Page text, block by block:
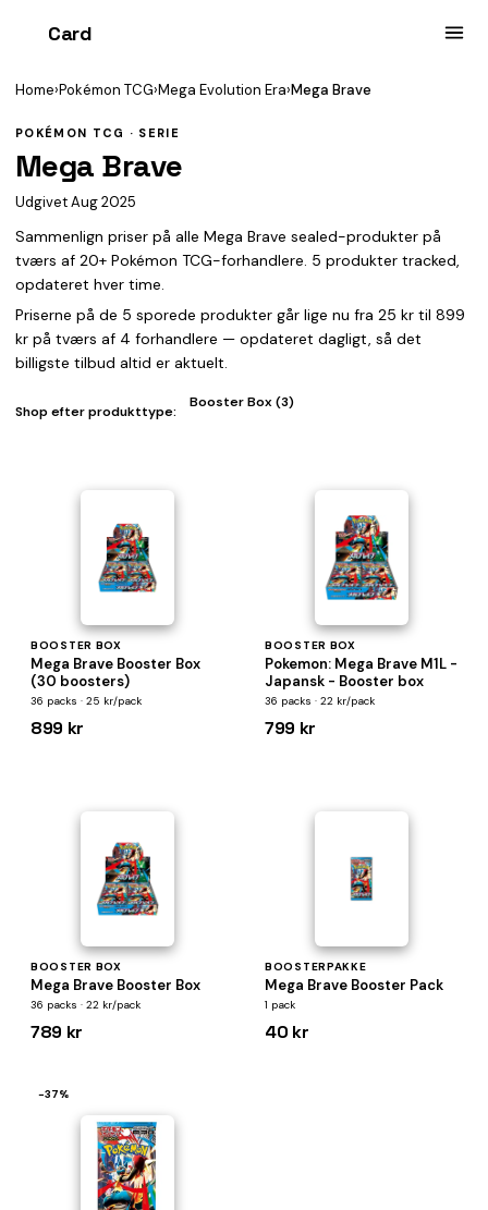
Card
Home›Pokémon TCG›Mega Evolution Era›Mega Brave
POKÉMON TCG · SERIE
Mega Brave
Udgivet Aug 2025
Sammenlign priser på alle Mega Brave sealed-produkter på
tværs af 20+ Pokémon TCG-forhandlere. 5 produkter tracked,
opdateret hver time.
Priserne på de 5 sporede produkter går lige nu fra 25 kr til 899
kr på tværs af 4 forhandlere — opdateret dagligt, så det
billigste tilbud altid er aktuelt.
Shop efter produkttype:
Booster Box (3)
BOOSTER BOX
Mega Brave Booster Box
(30 boosters)
36 packs · 25 kr/pack
899 kr
BOOSTER BOX
Pokemon: Mega Brave M1L -
Japansk - Booster box
36 packs · 22 kr/pack
799 kr
BOOSTER BOX
Mega Brave Booster Box
36 packs · 22 kr/pack
789 kr
BOOSTERPAKKE
Mega Brave Booster Pack
1 pack
40 kr
−37%